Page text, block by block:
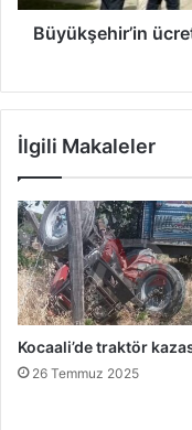
Büyükşehir’in
İlgili Makaleler
Kocaali’de traktör
26 Temmuz 2025